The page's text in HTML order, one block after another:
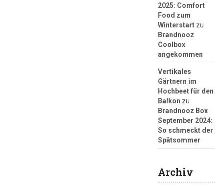
2025: Comfort
Food zum
Winterstartzu
Brandnooz
Coolbox
angekommen
Vertikales
Gärtnern im
Hochbeet für den
Balkon zu
Brandnooz Box
September 2024:
So schmeckt der
Spätsommer
Archiv